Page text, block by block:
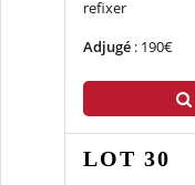
refixer
Adjugé: 190€
LOT 30